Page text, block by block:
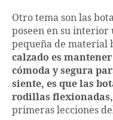
Otro tema son las
poseen en su interior
pequeña de material
calzado es
cómoda y segura
siente, es que las
rodillas flexionadas,
primeras lecciones